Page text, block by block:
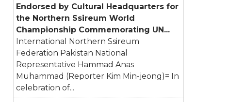
Endorsed by Cultural Headquarters for
the Northern Ssireum World
Championship Commemorating UN...
International Northern Ssireum
Federation Pakistan National
Representative Hammad Anas
Muhammad (Reporter Kim Min-jeong)= In
celebration of...